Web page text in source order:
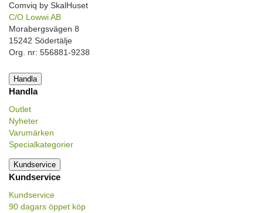
Comviq by SkalHuset
C/O Lowwi AB
Morabergsvägen 8
15242 Södertälje
Org. nr: 556881-9238
Handla
Handla
Outlet
Nyheter
Varumärken
Specialkategorier
Kundservice
Kundservice
Kundservice
90 dagars öppet köp